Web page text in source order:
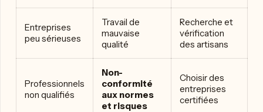
Entreprises
peu sérieuses
Travail de
mauvaise
qualité
Recherche et
vérification
des artisans
Professionnels
non qualifiés
Non-
conformité
aux normes
et risques
Choisir des
entreprises
certifiées